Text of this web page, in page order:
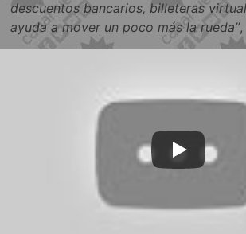
descuentos bancarios, billeteras
ayuda a mover un poco más la rueda”